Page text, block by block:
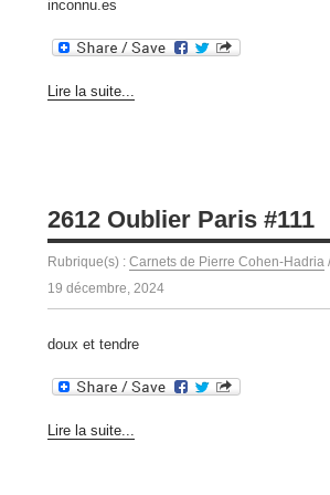
inconnu.es
Lire la suite...
2612 Oublier Paris #111
Rubrique(s) : Carnets de Pierre Cohen-Hadria /
19 décembre, 2024
doux et tendre
Lire la suite...